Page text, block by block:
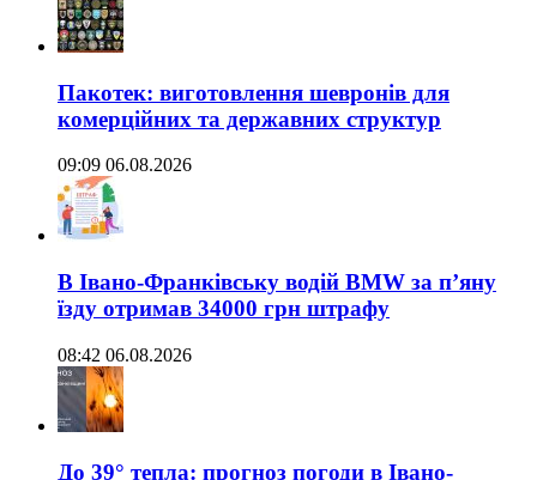
Пакотек: виготовлення шевронів для
комерційних та державних структур
09:09 06.08.2026
В Івано-Франківську водій BMW за п’яну
їзду отримав 34000 грн штрафу
08:42 06.08.2026
До 39° тепла: прогноз погоди в Івано-